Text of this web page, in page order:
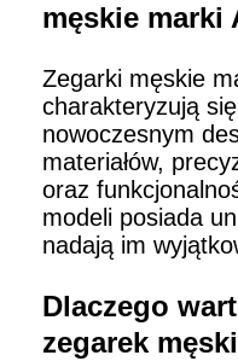
męskie marki
Zegarki męskie
charakteryzują
nowoczesnym
materiałów,
oraz
modeli posiada
nadają im
Dlaczego
zegarek